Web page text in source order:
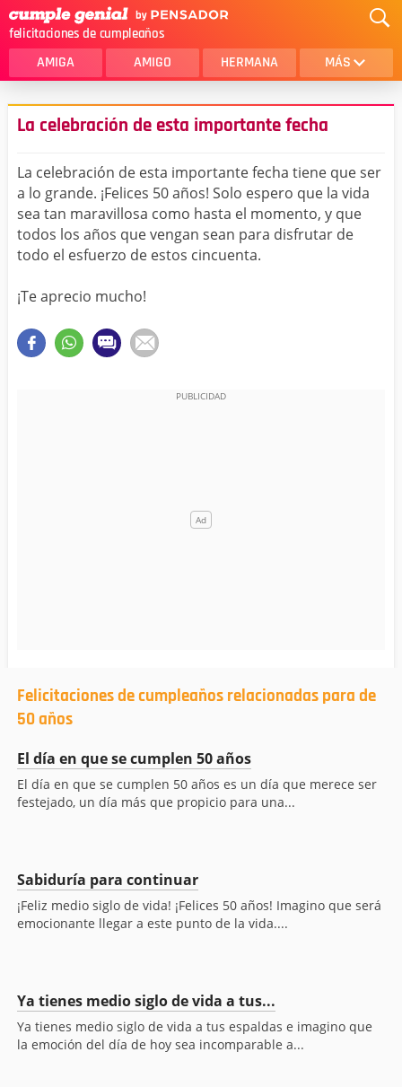
felicitaciones de cumpleaños
AMIGA AMIGO HERMANA MÁS
MAMA
AMOR
SOBRINA
HIJA
HERMANO
HIJO
NOVIA
ALGUIEN ESPECIAL
TODAS LAS CATEGORÍAS
La celebración de esta importante fecha
La celebración de esta importante fecha tiene que ser
a lo grande. ¡Felices 50 años! Solo espero que la vida
sea tan maravillosa como hasta el momento, y que
todos los años que vengan sean para disfrutar de
todo el esfuerzo de estos cincuenta.
¡Te aprecio mucho!
Felicitaciones de cumpleaños relacionadas para de
50 años
El día en que se cumplen 50 años
El día en que se cumplen 50 años es un día que merece ser
festejado, un día más que propicio para una...
Sabiduría para continuar
¡Feliz medio siglo de vida! ¡Felices 50 años! Imagino que será
emocionante llegar a este punto de la vida....
Ya tienes medio siglo de vida a tus...
Ya tienes medio siglo de vida a tus espaldas e imagino que
la emoción del día de hoy sea incomparable a...